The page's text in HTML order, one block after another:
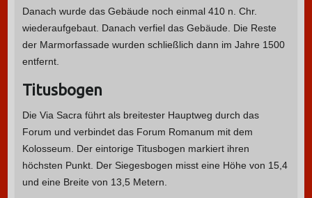
Danach wurde das Gebäude noch einmal 410 n. Chr.
wiederaufgebaut. Danach verfiel das Gebäude. Die Reste
der Marmorfassade wurden schließlich dann im Jahre 1500
entfernt.
Titusbogen
Die Via Sacra führt als breitester Hauptweg durch das
Forum und verbindet das Forum Romanum mit dem
Kolosseum. Der eintorige Titusbogen markiert ihren
höchsten Punkt. Der Siegesbogen misst eine Höhe von 15,4
und eine Breite von 13,5 Metern.